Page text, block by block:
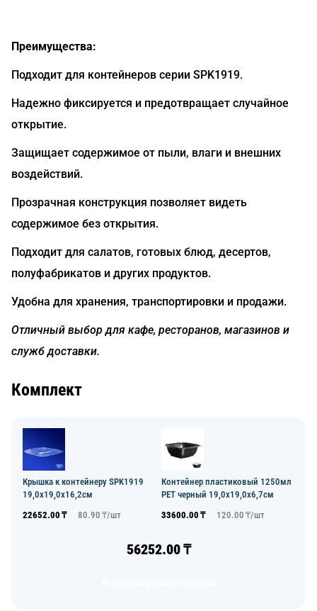
Преимущества:
Подходит для контейнеров серии SPK1919.
Надежно фиксируется и предотвращает случайное
открытие.
Защищает содержимое от пыли, влаги и внешних
воздействий.
Прозрачная конструкция позволяет видеть
содержимое без открытия.
Подходит для салатов, готовых блюд, десертов,
полуфабрикатов и других продуктов.
Удобна для хранения, транспортировки и продажи.
Отличный выбор для кафе, ресторанов, магазинов и
служб доставки.
Комплект
Крышка к контейнеру SPK1919
19,0х19,0x16,2см
22652.00 ₸ 80.90 ₸/шт
Контейнер пластиковый 1250мл
PET черный 19,0х19,0x6,7см
33600.00 ₸ 120.00 ₸/шт
56252.00₸